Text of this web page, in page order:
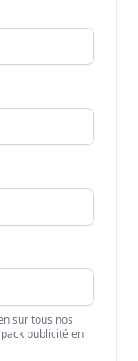
sur tous nos
publicité en